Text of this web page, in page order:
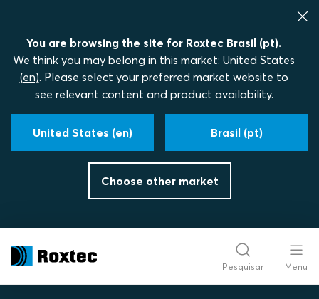
You are browsing the site for Roxtec Brasil (pt).
We think you may belong in this market: United States
(en). Please select your preferred market website to
see relevant content and product availability.
United States (en) Brasil (pt)
Choose other market
Pesquisar Menu